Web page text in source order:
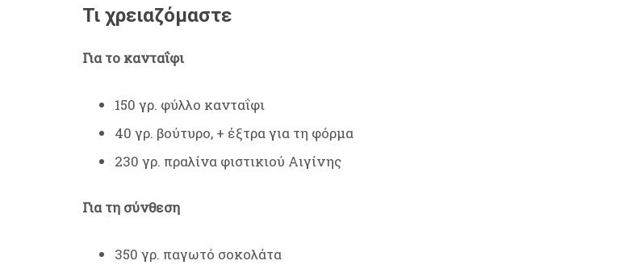
Τι χρειαζόμαστε
Για το κανταΐφι
150 γρ. φύλλο κανταΐφι
40 γρ. βούτυρο, + έξτρα για τη φόρμα
230 γρ. πραλίνα φιστικιού Αιγίνης
Για τη σύνθεση
350 γρ. παγωτό σοκολάτα